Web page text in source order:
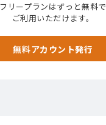
フリープランはずっと無料で
ご利用いただけます。
無料アカウント発行